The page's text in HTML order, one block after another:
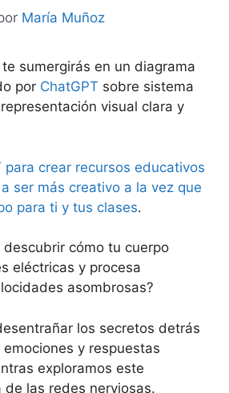
María Muñoz
sumergirás en un diagrama
por ChatGPT sobre sistema
visual clara y
para crear recursos educativos
ser más creativo a la vez que
para ti y tus clases.
descubrir cómo tu cuerpo
eléctricas y procesa
asombrosas?
los secretos detrás
y respuestas
exploramos este
las redes nerviosas.